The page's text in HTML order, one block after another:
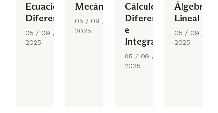
Ecuaciones
Diferenciales
05 / 09 /
2025
Mecánica
05 / 09 /
2025
Cálculo
Diferencial
e
Integral
05 / 09 /
2025
Álgebra
Lineal
05 / 09 /
2025